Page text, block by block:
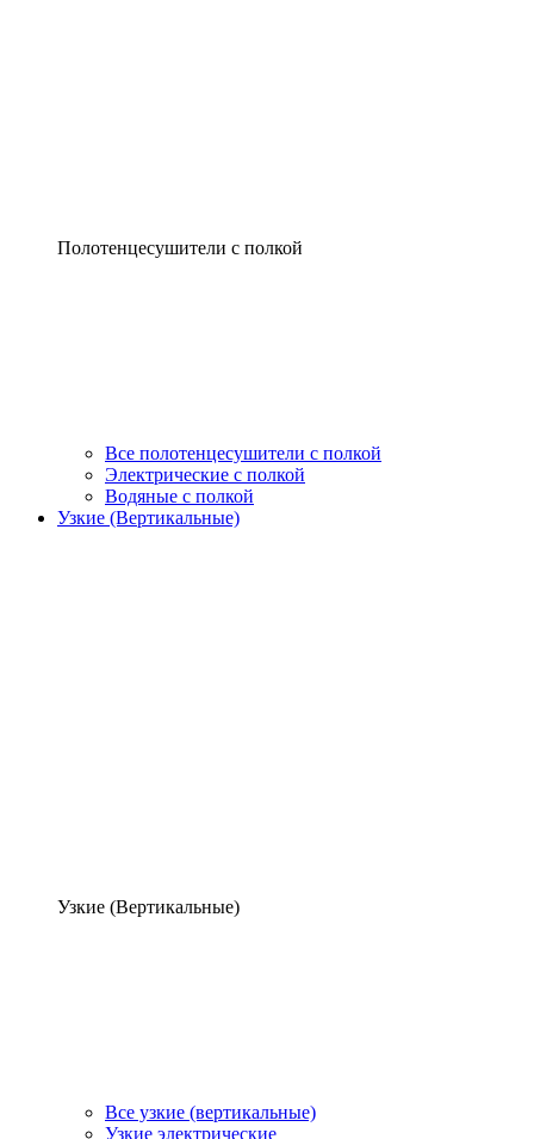
Полотенцесушители с полкой
Все полотенцесушители с полкой
Электрические с полкой
Водяные с полкой
Узкие (Вертикальные)
Узкие (Вертикальные)
Все узкие (вертикальные)
Узкие электрические